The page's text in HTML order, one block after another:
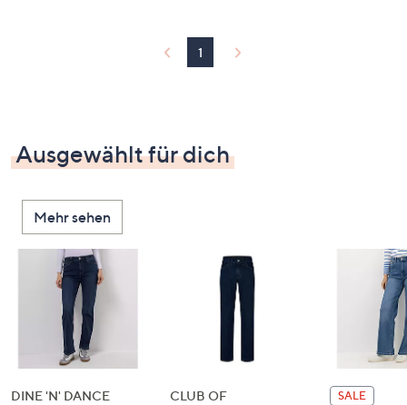
1
Ausgewählt für dich
Mehr sehen
DINE 'N' DANCE
CLUB OF
SALE